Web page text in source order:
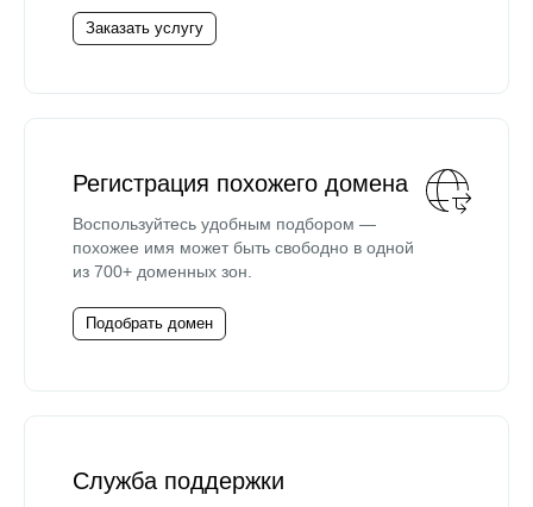
Заказать услугу
Регистрация похожего домена
Воспользуйтесь удобным подбором —
похожее имя может быть свободно в одной
из 700+ доменных зон.
Подобрать домен
Служба поддержки